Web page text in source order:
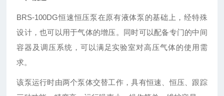
BRS-100DG恒速恒压泵在原有液体泵的基础上，经特殊
设计，也可以用于气体的增压。同时可以配备专门的中间
容器及调压系统，可以满足实验室对高压气体的使用需
求。
该泵运行时由两个泵体交替工作，具有恒速、恒压、跟踪